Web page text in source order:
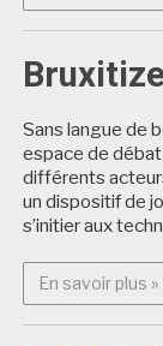
Sans langue de
espace de
différents
un dispositif de
s’initier aux
En savoir plus »